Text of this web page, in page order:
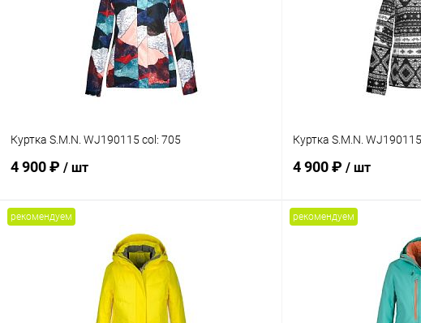
В наличии
XL 44
Куртка S.M.N. WJ190115 col: 705
4 900 ₽ / шт
В корзину
В наличии
Куртка S.M.N.
4 900 ₽ / шт
В
рекомендуем рекомендуем